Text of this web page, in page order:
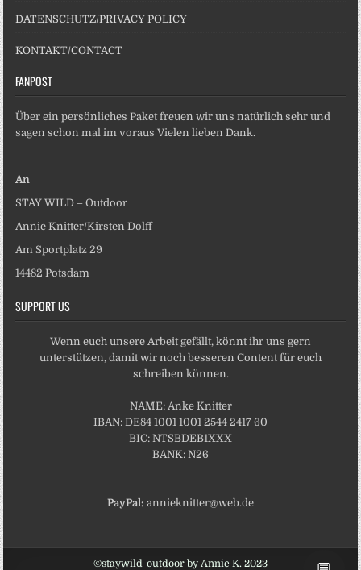
DATENSCHUTZ/PRIVACY POLICY
KONTAKT/CONTACT
FANPOST
Über ein persönliches Paket freuen wir uns natürlich sehr und
sagen schon mal im voraus Vielen lieben Dank.
An
STAY WILD – Outdoor
Annie Knitter/Kirsten Dolff
Am Sportplatz 29
14482 Potsdam
SUPPORT US
Wenn euch unsere Arbeit gefällt, könnt ihr uns gern
unterstützen, damit wir noch besseren Content für euch
schreiben können.
NAME: Anke Knitter
IBAN: DE84 1001 1001 2544 2417 60
BIC: NTSBDEB1XXX
BANK: N26
PayPal: annieknitter@web.de
©staywild-outdoor by Annie K. 2023